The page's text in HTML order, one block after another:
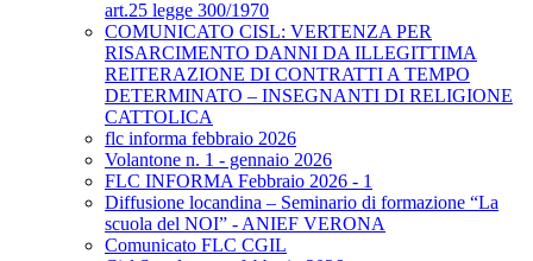
art.25 legge 300/1970
COMUNICATO CISL: VERTENZA PER
RISARCIMENTO DANNI DA ILLEGITTIMA
REITERAZIONE DI CONTRATTI A TEMPO
DETERMINATO – INSEGNANTI DI RELIGIONE
CATTOLICA
flc informa febbraio 2026
Volantone n. 1 - gennaio 2026
FLC INFORMA Febbraio 2026 - 1
Diffusione locandina – Seminario di formazione “La
scuola del NOI” - ANIEF VERONA
Comunicato FLC CGIL